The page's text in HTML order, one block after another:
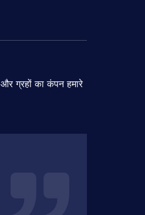
औरग्रहोंकाकंपनहमारे